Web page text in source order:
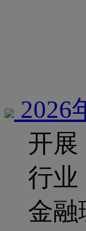
2026
开展
行业
金融